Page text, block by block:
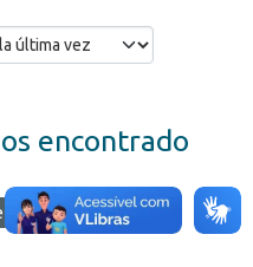
encontrado
Portfólio